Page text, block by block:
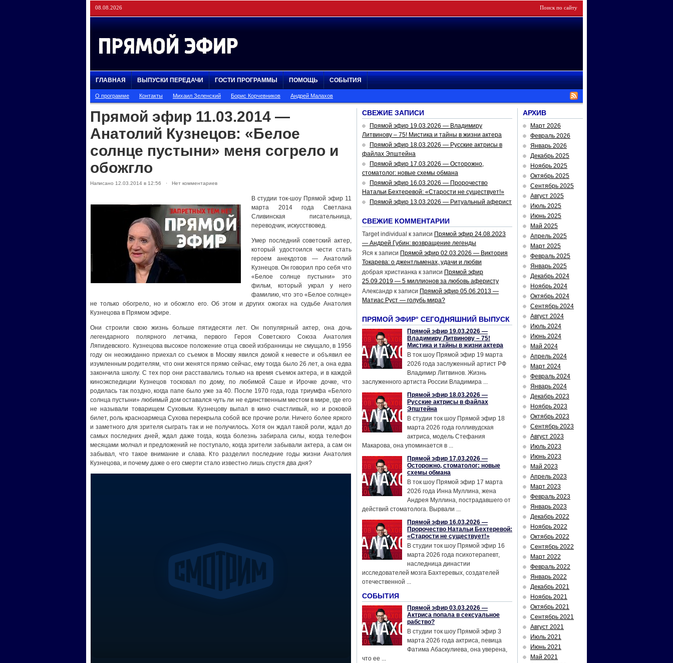
08.08.2026
ГЛАВНАЯ ВЫПУСКИ ПЕРЕДАЧИ ГОСТИ ПРОГРАММЫ ПОМОЩЬ СОБЫТИЯ
О программе Контакты Михаил Зеленский Борис Корчевников Андрей Малахов
Прямой эфир 11.03.2014 —
Анатолий Кузнецов: «Белое
солнце пустыни» меня согрело и
обожгло
Написано 12.03.2014 в 12:56 · Нет комментариев
В студии ток-шоу Прямой эфир 11
марта 2014 года Светлана
Сливинская писательница,
переводчик, искусствовед.
Умер последний советский актер,
который удостоился чести стать
героем анекдотов — Анатолий
Кузнецов. Он говорил про себя что
«Белое солнце пустыни» это
фильм, который украл у него
фамилию, что это «Белое солнце»
не только обогрело, но и обожгло его. Об этом и других ожогах на судьбе Анатолия
Кузнецова в Прямом эфире.
Они строили свою жизнь больше пятидесяти лет. Он популярный актер, она дочь
легендарного полярного летчика, первого Героя Советского Союза Анатолия
Ляпидевского. Кузнецова высокое положение отца своей избранницы не смущало, в 1956
году он неожиданно приехал со съемок в Москву явился домой к невесте и объявил ее
изумленным родителям, что они женятся прямо сейчас, ему тогда было 26 лет, а она едва
закончила школу. С тех пор они расставались только на время съемок актера, и в каждой
киноэкспедиции Кузнецов тосковал по дому, по любимой Саше и Ирочке дочке, что
родилась так поздно, когда папе было уже за 40. После 1970 года, года триумфа «Белого
солнца пустыни» любимый дом оставался чуть ли не единственным местом в мире, где его
не называли товарищем Суховым. Кузнецову выпал в кино счастливый, но и роковой
билет, роль красноармеца Сухова перекрыла собой все прочие роли. Ничего более яркого
и заметного для зрителя сыграть так и не получилось. Хотя он ждал такой роли, ждал до
самых последних дней, ждал даже тогда, когда болезнь забирала силы, когда телефон
месяцами молчал и предложений не поступало, когда зрители забывали актера, а сам он
забывал, что такое внимание и слава. Кто разделил последние годы жизни Анатолия
Кузнецова, и почему даже о его смерти стало известно лишь спустя два дня?
СВЕЖИЕ ЗАПИСИ
Прямой эфир 19.03.2026 — Владимиру
Литвинову – 75! Мистика и тайны в жизни актера
Прямой эфир 18.03.2026 — Русские актрисы в
файлах Эпштейна
Прямой эфир 17.03.2026 — Осторожно,
стоматолог: новые схемы обмана
Прямой эфир 16.03.2026 — Пророчество
Натальи Бехтеревой: «Старости не существует!»
Прямой эфир 13.03.2026 — Ритуальный аферист
СВЕЖИЕ КОММЕНТАРИИ
Target individual к записи Прямой эфир 24.08.2023
— Андрей Губин: возвращение легенды
Яся к записи Прямой эфир 02.03.2026 — Виктория
Токарева: о джентльменах, удачи и любви
добрая христианка к записи Прямой эфир
25.09.2019 — 5 миллионов за любовь аферисту
Александр к записи Прямой эфир 05.06.2013 —
Матиас Руст — голубь мира?
ПРЯМОЙ ЭФИР° СЕГОДНЯШНИЙ ВЫПУСК
Прямой эфир 19.03.2026 —
Владимиру Литвинову – 75!
Мистика и тайны в жизни актера
В ток шоу Прямой эфир 19 марта
2026 года заслуженный артист РФ
Владимир Литвинов. Жизнь
заслуженного артиста России Владимира ...
Прямой эфир 18.03.2026 —
Русские актрисы в файлах
Эпштейна
В студии ток шоу Прямой эфир 18
марта 2026 года голливудская
актриса, модель Стефания
Макарова, она упоминается в ...
Прямой эфир 17.03.2026 —
Осторожно, стоматолог: новые
схемы обмана
В ток шоу Прямой эфир 17 марта
2026 года Инна Муллина, жена
Андрея Муллина, пострадавшего от
действий стоматолога. Вырвали ...
Прямой эфир 16.03.2026 —
Пророчество Натальи Бехтеревой:
«Старости не существует!»
В студии ток шоу Прямой эфир 16
марта 2026 года психотерапевт,
наследница династии
исследователей мозга Бахтеревых, создателей
отечественной ...
СОБЫТИЯ
Прямой эфир 03.03.2026 —
Актриса попала в сексуальное
рабство?
В студии ток шоу Прямой эфир 3
марта 2026 года актриса, певица
Фатима Абаскулиева, она уверена,
что ее ...
АРХИВ
Март 2026
Февраль 2026
Январь 2026
Декабрь 2025
Ноябрь 2025
Октябрь 2025
Сентябрь 2025
Август 2025
Июль 2025
Июнь 2025
Май 2025
Апрель 2025
Март 2025
Февраль 2025
Январь 2025
Декабрь 2024
Ноябрь 2024
Октябрь 2024
Сентябрь 2024
Август 2024
Июль 2024
Июнь 2024
Май 2024
Апрель 2024
Март 2024
Февраль 2024
Январь 2024
Декабрь 2023
Ноябрь 2023
Октябрь 2023
Сентябрь 2023
Август 2023
Июль 2023
Июнь 2023
Май 2023
Апрель 2023
Март 2023
Февраль 2023
Январь 2023
Декабрь 2022
Ноябрь 2022
Октябрь 2022
Сентябрь 2022
Март 2022
Февраль 2022
Январь 2022
Декабрь 2021
Ноябрь 2021
Октябрь 2021
Сентябрь 2021
Август 2021
Июль 2021
Июнь 2021
Май 2021